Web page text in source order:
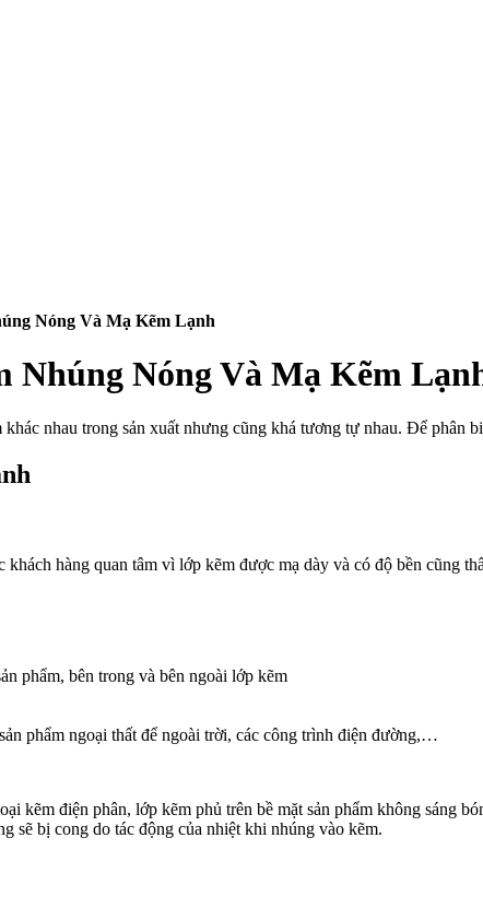
Nóng Và Mạ Kẽm Lạnh
Nhúng Nóng Và Mạ Kẽm
khác nhau trong sản xuất nhưng cũng khá tương tự nhau. Để phân
hàng quan tâm vì lớp kẽm được mạ dày và có độ bền cũng
phẩm, bên trong và bên ngoài lớp kẽm
phẩm ngoại thất để ngoài trời, các công trình điện đường,…
kẽm điện phân, lớp kẽm phủ trên bề mặt sản phẩm không sáng
sẽ bị cong do tác động của nhiệt khi nhúng vào kẽm.